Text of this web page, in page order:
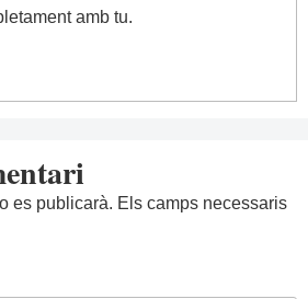
amb tu.
es publicarà. Els camps necessaris